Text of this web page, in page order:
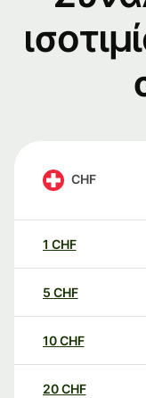
CHF
1 CHF
5 CHF
10CHF
20CHF